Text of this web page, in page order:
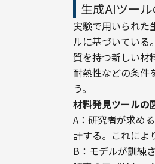
生成AIツー
実験で用いられた
ルに基づいている
質を持つ新しい材
耐熱性などの条件
う。
材料発見ツールの
A：研究者が求め
計する。これによ
B：モデルが訓練